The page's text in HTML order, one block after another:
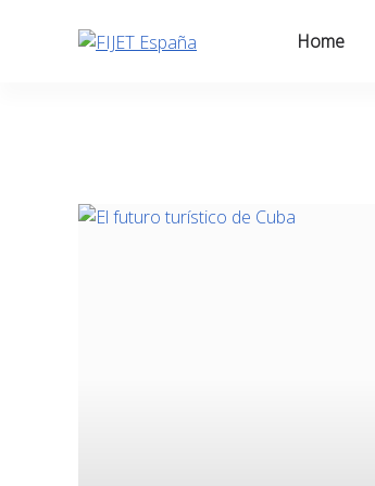
Home